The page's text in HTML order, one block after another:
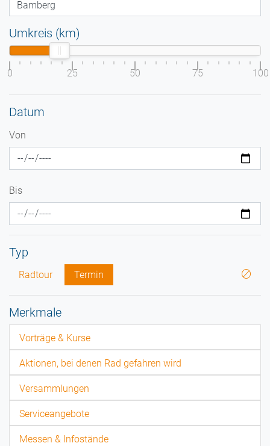
Umkreis (km)
0 25 50 75 100
Datum
Von
Bis
Typ
Radtour Termin
Merkmale
Vorträge & Kurse
Aktionen, bei denen Rad gefahren wird
Versammlungen
Serviceangebote
Messen & Infostände